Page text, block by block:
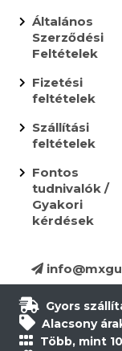
Általános
Szerződési
Feltételek
Fizetési
feltételek
Szállítási
feltételek
Fontos
tudnivalók /
Gyakori
kérdések
Gyors
Alacsony
Több, mint